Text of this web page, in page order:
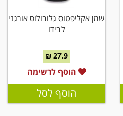
שמן אקליפטוס גלובולוס אורגני
לבידו
27.9 ₪
הוסף לרשימה
הוסף לסל